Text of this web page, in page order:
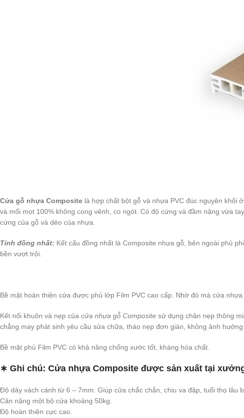
Cửa gỗ nhựa Composite là hợp chất bột gỗ và nhựa PVC đúc nguyên khối
và mối mọt 100% không cong vênh, co ngót. Có độ cứng và đầm nặng vừa
cứng của gỗ và dẻo của nhựa.
Tính đồng nhất: Kết cấu đồng nhất là Composite nhựa gỗ, bên ngoài phủ
bền vượt trội.
Bề mặt hoàn thiện cửa được phủ lớp Film PVC cao cấp. Nhờ đó mà cửa
Kết nối khuôn và nẹp của cửa nhựa gỗ Composite sử dụng chân nẹp thông
chẳng may phát sinh yêu cầu sửa chữa, tháo nẹp đơn giản, không ảnh hưởng
Bề mặt phủ Film PVC có khả năng chống xước tốt, kháng hóa chất.
∗ Ghi chú: Cửa nhựa Composite được sản xuất tại
Độ dày vách cánh từ 6 – 7mm. Giúp cửa chắc chắn, chịu va đập, tuổi thọ lâu
Cân nặng một bộ cửa khoảng 50kg.
Độ hoàn thiện cực cao.